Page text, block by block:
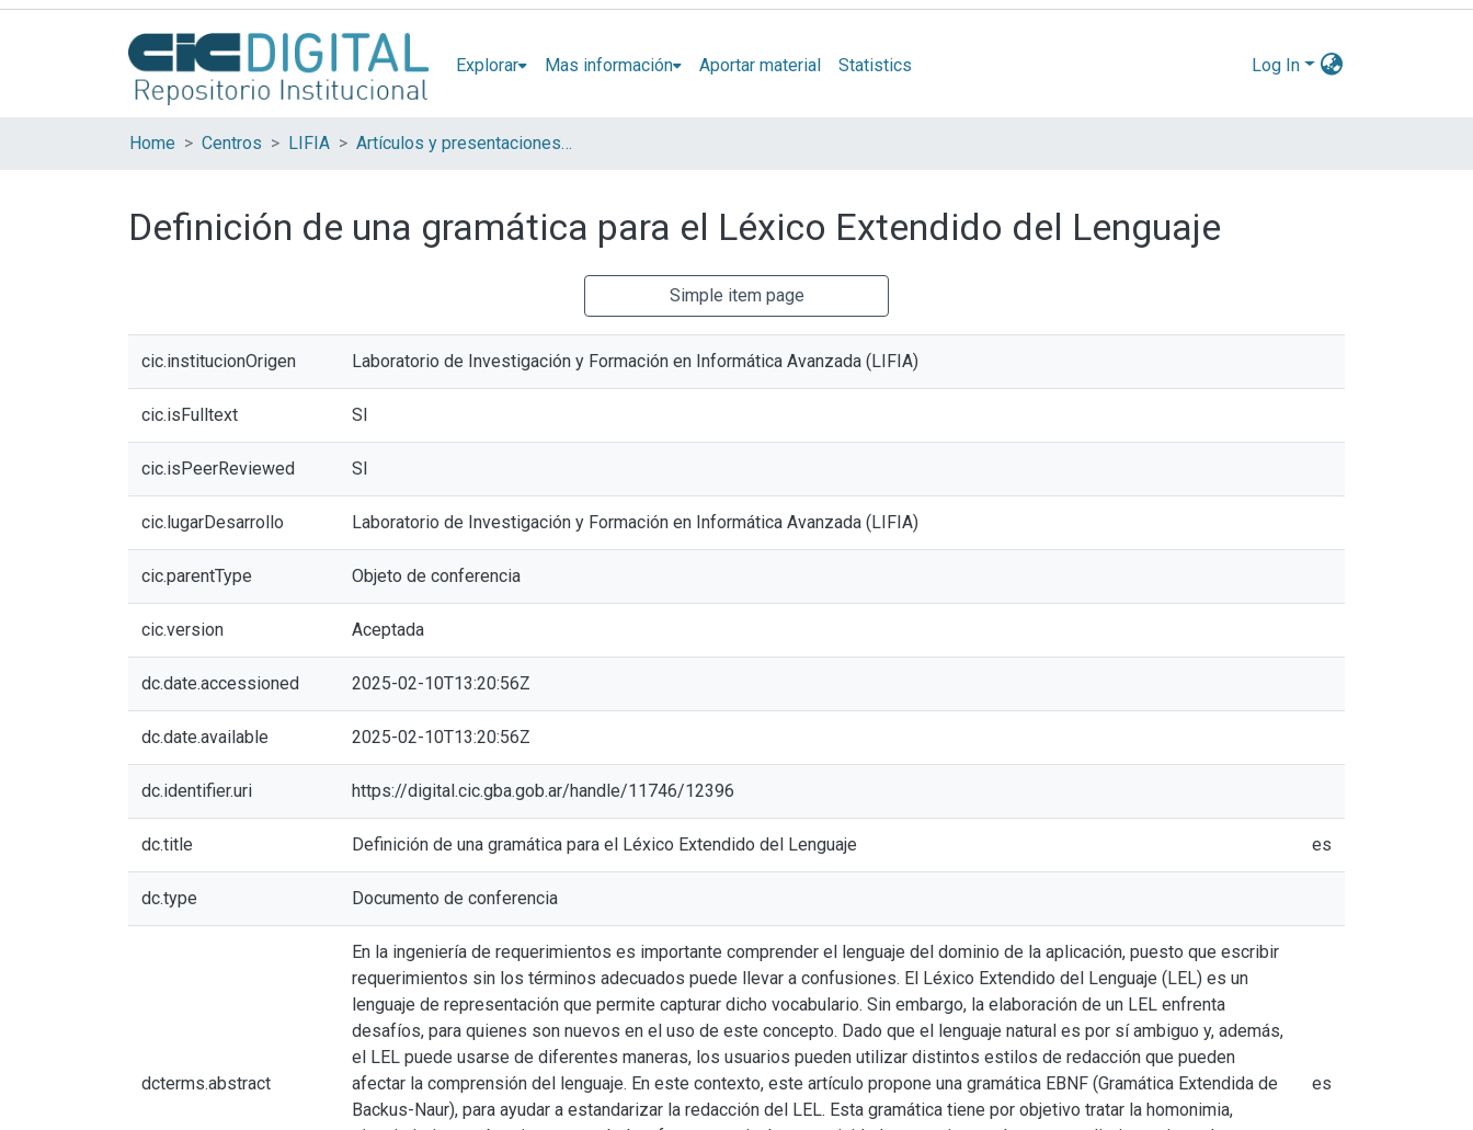
Explorar Mas información Aportar material Statistics Log In
Home Centros LIFIA Artículos y presentaciones en Congresos LIFIA
Definición de una gramática para el Léxico Extendido del Lenguaje
Simple item page
cic.institucionOrigen Laboratorio de Investigación y Formación en Informática Avanzada (LIFIA)
cic.isFulltext SI
cic.isPeerReviewed SI
cic.lugarDesarrollo Laboratorio de Investigación y Formación en Informática Avanzada (LIFIA)
cic.parentType Objeto de conferencia
cic.version Aceptada
dc.date.accessioned 2025-02-10T13:20:56Z
dc.date.available 2025-02-10T13:20:56Z
dc.identifier.uri https://digital.cic.gba.gob.ar/handle/11746/12396
dc.title Definición de una gramática para el Léxico Extendido del Lenguaje es
dc.type Documento de conferencia
dcterms.abstract
En la ingeniería de requerimientos es importante comprender el lenguaje del dominio de la aplicación, puesto que escribir
requerimientos sin los términos adecuados puede llevar a confusiones. El Léxico Extendido del Lenguaje (LEL) es un
lenguaje de representación que permite capturar dicho vocabulario. Sin embargo, la elaboración de un LEL enfrenta
desafíos, para quienes son nuevos en el uso de este concepto. Dado que el lenguaje natural es por sí ambiguo y, además,
el LEL puede usarse de diferentes maneras, los usuarios pueden utilizar distintos estilos de redacción que pueden
afectar la comprensión del lenguaje. En este contexto, este artículo propone una gramática EBNF (Gramática Extendida de
Backus-Naur), para ayudar a estandarizar la redacción del LEL. Esta gramática tiene por objetivo tratar la homonimia,
es